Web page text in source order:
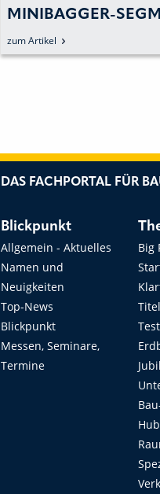
MINIBAGGER-
zum Artikel
DAS FACHPORTAL FÜR
Blickpunkt
Allgemein - Aktuelles
Namen und
Neuigkeiten
Top-News
Blickpunkt
Messen, Seminare,
Termine
Big